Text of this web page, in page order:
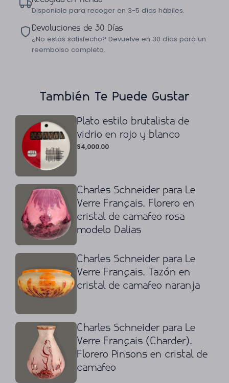
Disponible para recoger en 3-5 días hábiles.
Devoluciones de 30 Días
¿No estás satisfecho? Devuelve en 30 días para un
reembolso completo.
También Te Puede Gustar
Plato estilo brutalista de
vidrio en rojo y blanco
$4,000.00
Charles Schneider para Le
Verre Français. Florero en
cristal de camafeo rosa
modelo Dalias
Charles Schneider para Le
Verre Français. Tazón en
cristal de camafeo naranja
Charles Schneider para Le
Verre Français (Charder).
Florero Pinsons en cristal de
camafeo